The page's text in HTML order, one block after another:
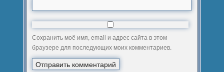
Сохранить моё имя, email и адрес сайта в этом
браузере для последующих моих комментариев.